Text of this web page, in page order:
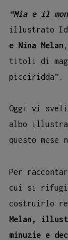
“Mia e il
illustrato
e Nina Melan
titoli di
picciridda”.
Oggi vi
albo
questo
Per
cui si rifugia
costruirlo
Melan,
minuzie e